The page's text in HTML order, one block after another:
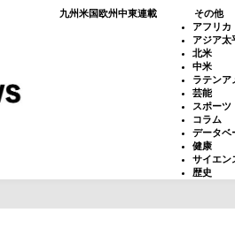
九州米国欧州中東連載
その他
アフリカ
アジア太
北米
中米
ラテンア
芸能
スポーツ
コラム
データベ
健康
サイエン
歴史